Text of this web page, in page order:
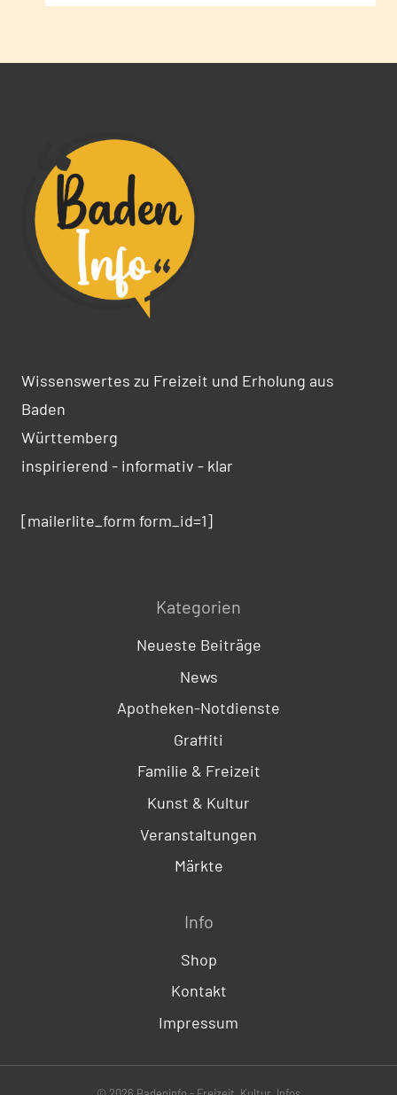
Wissenswertes zu Freizeit und Erholung aus
Baden
Württemberg
inspirierend - informativ - klar
[mailerlite_form form_id=1]
Kategorien
Neueste Beiträge
News
Apotheken-Notdienste
Graffiti
Familie & Freizeit
Kunst & Kultur
Veranstaltungen
Märkte
Info
Shop
Kontakt
Impressum